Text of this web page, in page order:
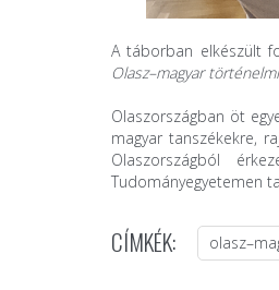
A táborban elkészült
Olasz–magyar
Olaszországban öt
magyar tanszékekre,
Olaszországból
Tudományegyetemen
CÍMKÉK: